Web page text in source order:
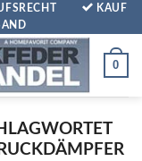
KAUF
0